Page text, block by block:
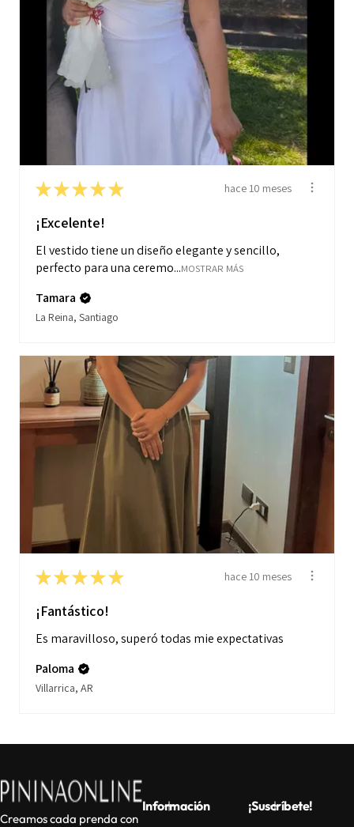
★★★★★ hace 10 meses
¡Excelente!
El vestido tiene un diseño elegante y sencillo,
perfecto para una ceremo...MOSTRAR MÁS
Tamara
La Reina, Santiago
★★★★★ hace 10 meses
¡Fantástico!
Es maravilloso, superó todas mie expectativas
Paloma
Villarrica, AR
Creamos cada prenda con
Información ¡Suscríbete!